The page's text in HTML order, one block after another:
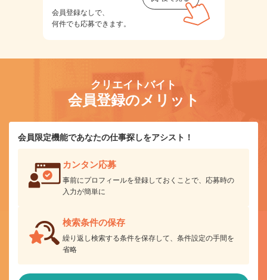
会員登録なしで、
何件でも応募できます。
クリエイトバイト
会員登録のメリット
会員限定機能であなたの仕事探しをアシスト！
カンタン応募
事前にプロフィールを登録しておくことで、応募時の
入力が簡単に
検索条件の保存
繰り返し検索する条件を保存して、条件設定の手間を
省略